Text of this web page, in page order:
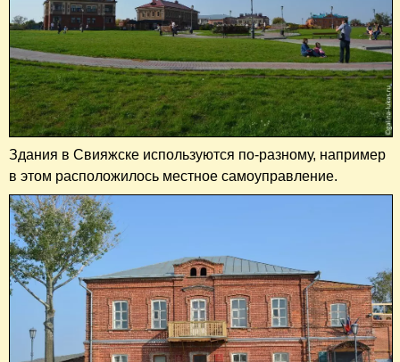
Здания в Свияжске используются по-разному, например
в этом расположилось местное самоуправление.